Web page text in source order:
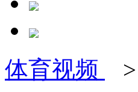
体育视频